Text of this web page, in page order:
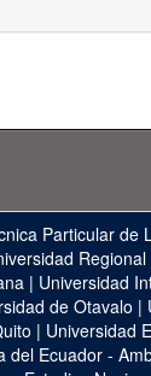
Particular de
| Universidad
de Otavalo |
| Universidad
del Ecuador -